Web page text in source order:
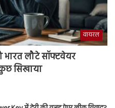
वायरल
भारत लौटे सॉफ्टवेयर
सिखाया